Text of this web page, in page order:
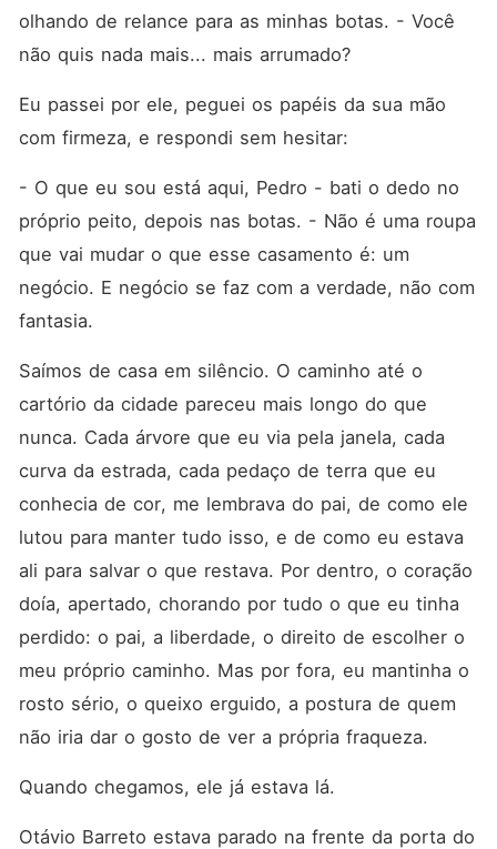
olhando de relance para as minhas botas. - Você
não quis nada mais... mais arrumado?
Eu passei por ele, peguei os papéis da sua mão
com firmeza, e respondi sem hesitar:
- O que eu sou está aqui, Pedro - bati o dedo no
próprio peito, depois nas botas. - Não é uma roupa
que vai mudar o que esse casamento é: um
negócio. E negócio se faz com a verdade, não com
fantasia.
Saímos de casa em silêncio. O caminho até o
cartório da cidade pareceu mais longo do que
nunca. Cada árvore que eu via pela janela, cada
curva da estrada, cada pedaço de terra que eu
conhecia de cor, me lembrava do pai, de como ele
lutou para manter tudo isso, e de como eu estava
ali para salvar o que restava. Por dentro, o coração
doía, apertado, chorando por tudo o que eu tinha
perdido: o pai, a liberdade, o direito de escolher o
meu próprio caminho. Mas por fora, eu mantinha o
rosto sério, o queixo erguido, a postura de quem
não iria dar o gosto de ver a própria fraqueza.
Quando chegamos, ele já estava lá.
Otávio Barreto estava parado na frente da porta do